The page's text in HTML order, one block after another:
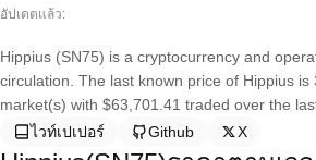
อัปเดตแล้ว:
Hippius (SN75) is a cryptocurrency and
circulation. The last known price of Hippius
market(s) with $63,701.41 traded over the
ไวท์เปเปอร์
Github X